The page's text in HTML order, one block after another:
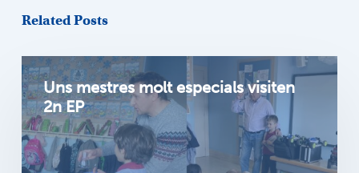
Related Posts
Uns mestres molt especials visiten
2n EP